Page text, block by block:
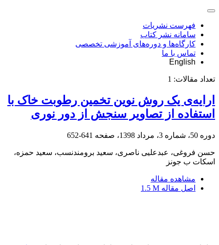
فهرست نشریات
سامانه نشر کتاب
کارگاه‌ها و دوره‌های آموزشی تخصصی
تماس با ما
English
تعداد مقالات: 1
ارایه‌ی یک روش نوین تخمین رطوبت خاک با
استفاده از تصاویر سنجش از دور نوری
دوره 50، شماره 3، مرداد 1398، صفحه 641-652
حسن فروغی، عبدعلیی ناصری، سعید برومندنسب، سعید حمزه،
اسکات ب جونز
مشاهده مقاله
اصل مقاله 1.5 M